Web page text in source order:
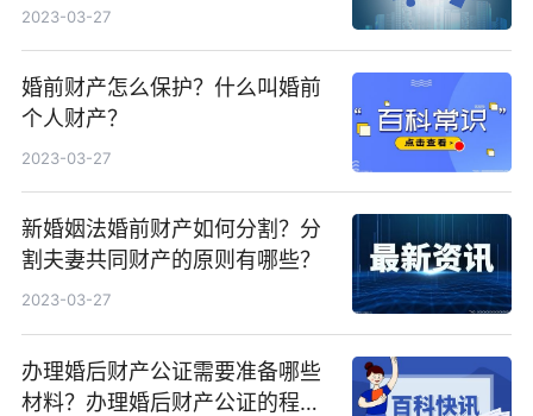
2023-03-27
婚前财产怎么保护？什么叫婚前
个人财产？
2023-03-27
新婚姻法婚前财产如何分割？分
割夫妻共同财产的原则有哪些？
2023-03-27
办理婚后财产公证需要准备哪些
材料？办理婚后财产公证的程序